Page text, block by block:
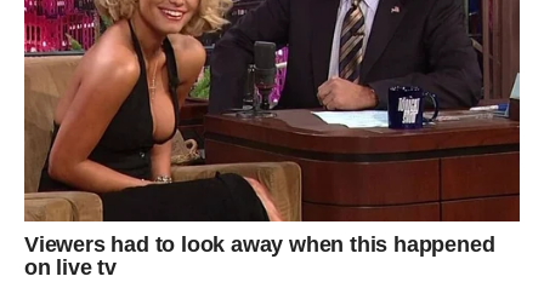
bjeline i kvalitete odjeće. Ne postoji univerzalno pravilo, već
odluka ovisi o vrsti tkanine i stupnju zaprljanosti.
Pranje na 40°C – savršeno za
svakodnevnu odjeću
Temperatura od 40 stupnjevaidealna je za većinu bijele
odjeće koju svakodnevno nosimo. Tu spadaju: